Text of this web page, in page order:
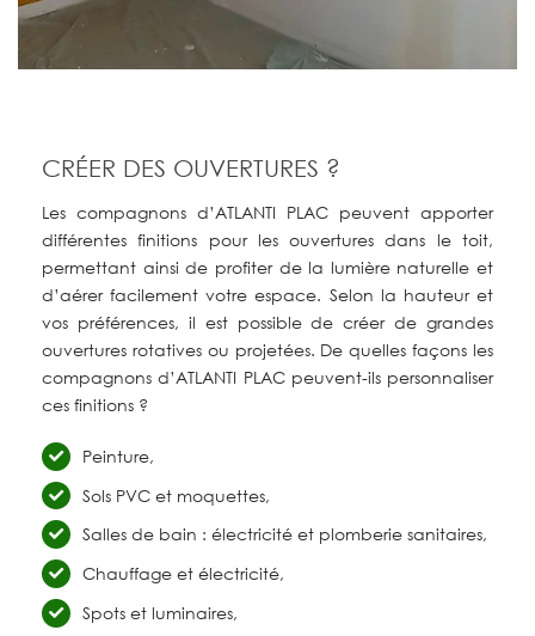
CRÉER DES OUVERTURES ?
Les compagnons d’ATLANTI PLAC peuvent apporter
différentes finitions pour les ouvertures dans le toit,
permettant ainsi de profiter de la lumière naturelle et
d’aérer facilement votre espace. Selon la hauteur et
vos préférences, il est possible de créer de grandes
ouvertures rotatives ou projetées. De quelles façons les
compagnons d’ATLANTI PLAC peuvent-ils personnaliser
ces finitions ?
Peinture,
Sols PVC et moquettes,
Salles de bain : électricité et plomberie sanitaires,
Chauffage et électricité,
Spots et luminaires,